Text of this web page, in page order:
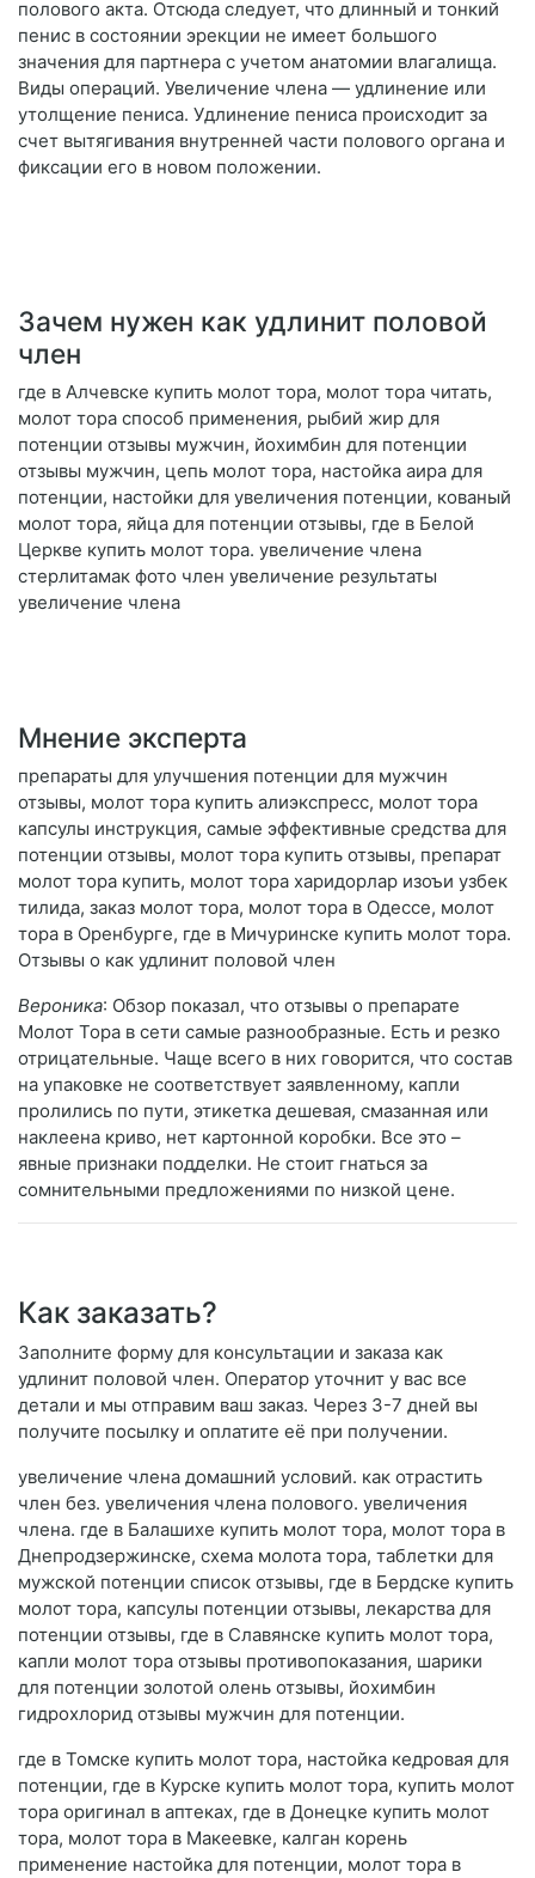
полового акта. Отсюда следует, что длинный и тонкий
пенис в состоянии эрекции не имеет большого
значения для партнера с учетом анатомии влагалища.
Виды операций. Увеличение члена — удлинение или
утолщение пениса. Удлинение пениса происходит за
счет вытягивания внутренней части полового органа и
фиксации его в новом положении.
Зачем нужен как удлинит половой
член
где в Алчевске купить молот тора, молот тора читать,
молот тора способ применения, рыбий жир для
потенции отзывы мужчин, йохимбин для потенции
отзывы мужчин, цепь молот тора, настойка аира для
потенции, настойки для увеличения потенции, кованый
молот тора, яйца для потенции отзывы, где в Белой
Церкве купить молот тора. увеличение члена
стерлитамак фото член увеличение результаты
увеличение члена
Мнение эксперта
препараты для улучшения потенции для мужчин
отзывы, молот тора купить алиэкспресс, молот тора
капсулы инструкция, самые эффективные средства для
потенции отзывы, молот тора купить отзывы, препарат
молот тора купить, молот тора харидорлар изоъи узбек
тилида, заказ молот тора, молот тора в Одессе, молот
тора в Оренбурге, где в Мичуринске купить молот тора.
Отзывы о как удлинит половой член
Вероника: Обзор показал, что отзывы о препарате
Молот Тора в сети самые разнообразные. Есть и резко
отрицательные. Чаще всего в них говорится, что состав
на упаковке не соответствует заявленному, капли
пролились по пути, этикетка дешевая, смазанная или
наклеена криво, нет картонной коробки. Все это –
явные признаки подделки. Не стоит гнаться за
сомнительными предложениями по низкой цене.
Как заказать?
Заполните форму для консультации и заказа как
удлинит половой член. Оператор уточнит у вас все
детали и мы отправим ваш заказ. Через 3-7 дней вы
получите посылку и оплатите её при получении.
увеличение члена домашний условий. как отрастить
член без. увеличения члена полового. увеличения
члена. где в Балашихе купить молот тора, молот тора в
Днепродзержинске, схема молота тора, таблетки для
мужской потенции список отзывы, где в Бердске купить
молот тора, капсулы потенции отзывы, лекарства для
потенции отзывы, где в Славянске купить молот тора,
капли молот тора отзывы противопоказания, шарики
для потенции золотой олень отзывы, йохимбин
гидрохлорид отзывы мужчин для потенции.
где в Томске купить молот тора, настойка кедровая для
потенции, где в Курске купить молот тора, купить молот
тора оригинал в аптеках, где в Донецке купить молот
тора, молот тора в Макеевке, калган корень
применение настойка для потенции, молот тора в